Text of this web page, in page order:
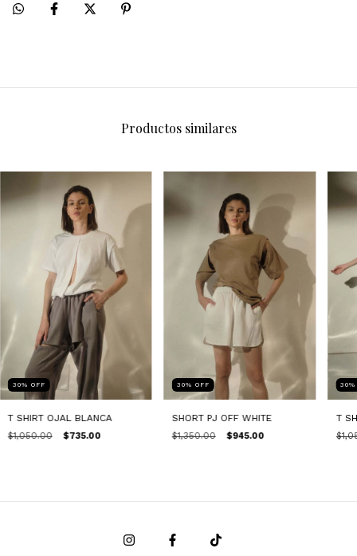
Productos similares
30% OFF
T SHIRT OJAL BLANCA
$1,050.00 $735.00
30% OFF
SHORT PJ OFF WHITE
$1,350.00 $945.00
30
T